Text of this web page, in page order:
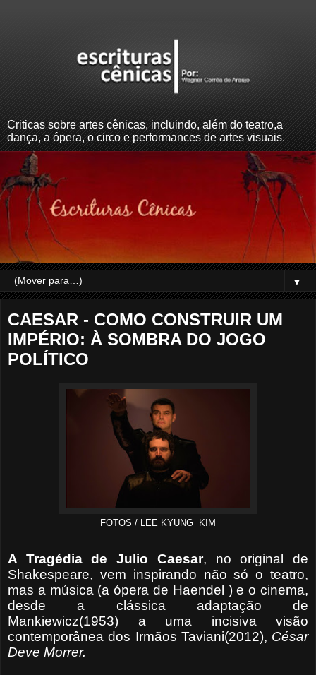
Criticas sobre artes cênicas, incluindo, além do teatro,a
dança, a ópera, o circo e performances de artes visuais.
▼
CAESAR - COMO CONSTRUIR UM
IMPÉRIO: À SOMBRA DO JOGO
POLÍTICO
FOTOS / LEE KYUNG KIM
A Tragédia de Julio Caesar, no original de
Shakespeare, vem inspirando não só o teatro,
mas a música (a ópera de Haendel ) e o cinema,
desde a clássica adaptação de
Mankiewicz(1953) a uma incisiva visão
contemporânea dos Irmãos Taviani(2012), César
Deve Morrer.